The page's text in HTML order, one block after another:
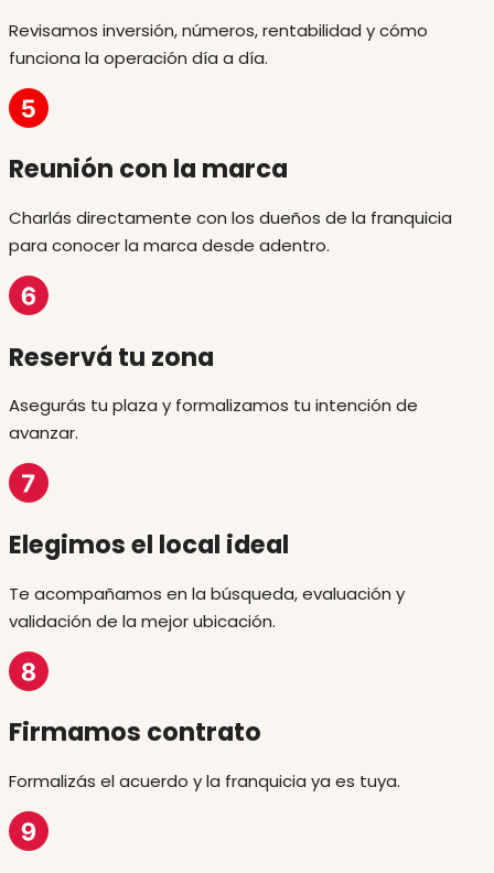
Revisamos inversión, números, rentabilidad y cómo
funciona la operación día a día.
Reunión con la marca
Charlás directamente con los dueños de la franquicia
para conocer la marca desde adentro.
Reservá tu zona
Asegurás tu plaza y formalizamos tu intención de
avanzar.
Elegimos el local ideal
Te acompañamos en la búsqueda, evaluación y
validación de la mejor ubicación.
Firmamos contrato
Formalizás el acuerdo y la franquicia ya es tuya.